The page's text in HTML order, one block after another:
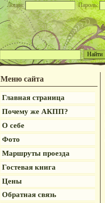
Логин: Пароль:
Меню сайта
Главная страница
Почему же АКПП?
О себе
Фото
Маршруты проезда
Гостевая книга
Цены
Обратная связь